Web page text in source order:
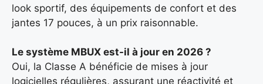
look sportif, des équipements de confort et des
jantes 17 pouces, à un prix raisonnable.
Le système MBUX est-il à jour en 2026 ?
Oui, la Classe A bénéficie de mises à jour
logicielles régulières, assurant une réactivité et